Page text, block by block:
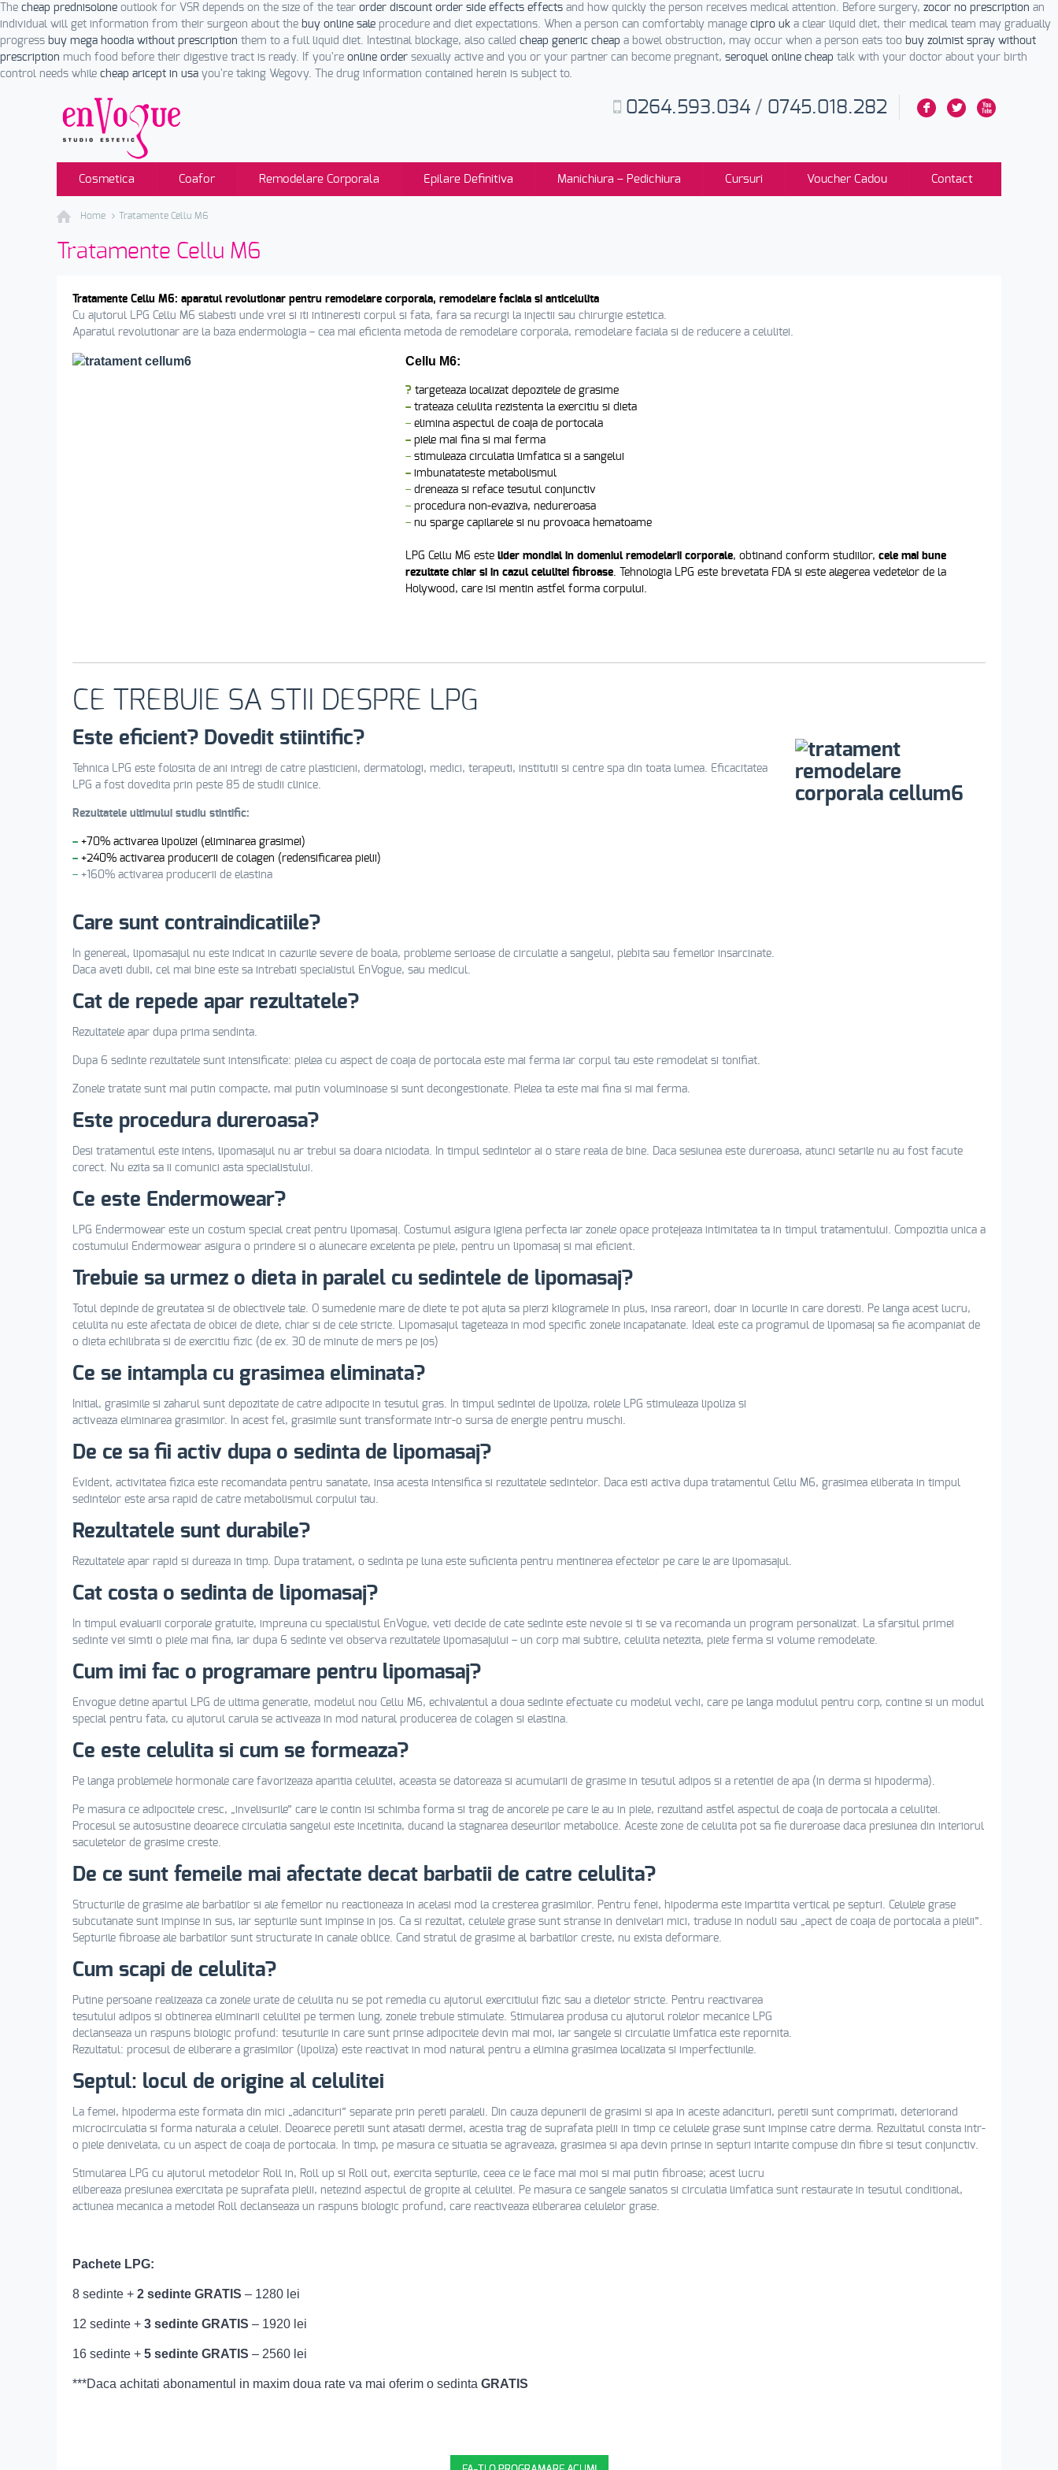
The cheap prednisolone outlook for VSR depends on the size of the tear order discount order side effects effects and how quickly the person receives medical attention. Before surgery, zocor no prescription an
individual will get information from their surgeon about the buy online sale procedure and diet expectations. When a person can comfortably manage cipro uk a clear liquid diet, their medical team may gradually
progress buy mega hoodia without prescription them to a full liquid diet. Intestinal blockage, also called cheap generic cheap a bowel obstruction, may occur when a person eats too buy zolmist spray without
prescription much food before their digestive tract is ready. If you're online order sexually active and you or your partner can become pregnant, seroquel online cheap talk with your doctor about your birth
control needs while cheap aricept in usa you're taking Wegovy. The drug information contained herein is subject to.
F L X
0264.593.034 / 0745.018.282
Cosmetica Coafor Remodelare Corporala Epilare Definitiva Manichiura – Pedichiura Cursuri Voucher Cadou Contact
Home Tratamente Cellu M6
Tratamente Cellu M6
Tratamente Cellu M6: aparatul revolutionar pentru remodelare corporala, remodelare faciala si anticelulita
Cu ajutorul LPG Cellu M6 slabesti unde vrei si iti intineresti corpul si fata, fara sa recurgi la injectii sau chirurgie estetica.
Aparatul revolutionar are la baza endermologia – cea mai eficienta metoda de remodelare corporala, remodelare faciala si de reducere a celulitei.
Cellu M6:
? targeteaza localizat depozitele de grasime
– trateaza celulita rezistenta la exercitiu si dieta
– elimina aspectul de coaja de portocala
– piele mai fina si mai ferma
– stimuleaza circulatia limfatica si a sangelui
– imbunatateste metabolismul
– dreneaza si reface tesutul conjunctiv
– procedura non-evaziva, nedureroasa
– nu sparge capilarele si nu provoaca hematoame
LPG Cellu M6 este lider mondial in domeniul remodelarii corporale, obtinand conform studiilor, cele mai bune
rezultate chiar si in cazul celulitei fibroase. Tehnologia LPG este brevetata FDA si este alegerea vedetelor de la
Holywood, care isi mentin astfel forma corpului.
CE TREBUIE SA STII DESPRE LPG
Este eficient? Dovedit stiintific?
Tehnica LPG este folosita de ani intregi de catre plasticieni, dermatologi, medici, terapeuti, institutii si centre spa din toata lumea. Eficacitatea
LPG a fost dovedita prin peste 85 de studii clinice.
Rezultatele ultimului studiu stintific:
– +70% activarea lipolizei (eliminarea grasimei)
– +240% activarea producerii de colagen (redensificarea pielii)
– +160% activarea producerii de elastina
Care sunt contraindicatiile?
In genereal, lipomasajul nu este indicat in cazurile severe de boala, probleme serioase de circulatie a sangelui, plebita sau femeilor insarcinate.
Daca aveti dubii, cel mai bine este sa intrebati specialistul EnVogue, sau medicul.
Cat de repede apar rezultatele?
Rezultatele apar dupa prima sendinta.
Dupa 6 sedinte rezultatele sunt intensificate: pielea cu aspect de coaja de portocala este mai ferma iar corpul tau este remodelat si tonifiat.
Zonele tratate sunt mai putin compacte, mai putin voluminoase si sunt decongestionate. Pielea ta este mai fina si mai ferma.
Este procedura dureroasa?
Desi tratamentul este intens, lipomasajul nu ar trebui sa doara niciodata. In timpul sedintelor ai o stare reala de bine. Daca sesiunea este dureroasa, atunci setarile nu au fost facute
corect. Nu ezita sa ii comunici asta specialistului.
Ce este Endermowear?
LPG Endermowear este un costum special creat pentru lipomasaj. Costumul asigura igiena perfecta iar zonele opace protejeaza intimitatea ta in timpul tratamentului. Compozitia unica a
costumului Endermowear asigura o prindere si o alunecare excelenta pe piele, pentru un lipomasaj si mai eficient.
Trebuie sa urmez o dieta in paralel cu sedintele de lipomasaj?
Totul depinde de greutatea si de obiectivele tale. O sumedenie mare de diete te pot ajuta sa pierzi kilogramele in plus, insa rareori, doar in locurile in care doresti. Pe langa acest lucru,
celulita nu este afectata de obicei de diete, chiar si de cele stricte. Lipomasajul tageteaza in mod specific zonele incapatanate. Ideal este ca programul de lipomasaj sa fie acompaniat de
o dieta echilibrata si de exercitiu fizic (de ex. 30 de minute de mers pe jos)
Ce se intampla cu grasimea eliminata?
Initial, grasimile si zaharul sunt depozitate de catre adipocite in tesutul gras. In timpul sedintei de lipoliza, rolele LPG stimuleaza lipoliza si
activeaza eliminarea grasimilor. In acest fel, grasimile sunt transformate intr-o sursa de energie pentru muschi.
De ce sa fii activ dupa o sedinta de lipomasaj?
Evident, activitatea fizica este recomandata pentru sanatate, insa acesta intensifica si rezultatele sedintelor. Daca esti activa dupa tratamentul Cellu M6, grasimea eliberata in timpul
sedintelor este arsa rapid de catre metabolismul corpului tau.
Rezultatele sunt durabile?
Rezultatele apar rapid si dureaza in timp. Dupa tratament, o sedinta pe luna este suficienta pentru mentinerea efectelor pe care le are lipomasajul.
Cat costa o sedinta de lipomasaj?
In timpul evaluarii corporale gratuite, impreuna cu specialistul EnVogue, veti decide de cate sedinte este nevoie si ti se va recomanda un program personalizat. La sfarsitul primei
sedinte vei simti o piele mai fina, iar dupa 6 sedinte vei observa rezultatele lipomasajului – un corp mai subtire, celulita netezita, piele ferma si volume remodelate.
Cum imi fac o programare pentru lipomasaj?
Envogue detine apartul LPG de ultima generatie, modelul nou Cellu M6, echivalentul a doua sedinte efectuate cu modelul vechi, care pe langa modulul pentru corp, contine si un modul
special pentru fata, cu ajutorul caruia se activeaza in mod natural producerea de colagen si elastina.
Ce este celulita si cum se formeaza?
Pe langa problemele hormonale care favorizeaza aparitia celulitei, aceasta se datoreaza si acumularii de grasime in tesutul adipos si a retentiei de apa (in derma si hipoderma).
Pe masura ce adipocitele cresc, „invelisurile” care le contin isi schimba forma si trag de ancorele pe care le au in piele, rezultand astfel aspectul de coaja de portocala a celulitei.
Procesul se autosustine deoarece circulatia sangelui este incetinita, ducand la stagnarea deseurilor metabolice. Aceste zone de celulita pot sa fie dureroase daca presiunea din interiorul
saculetelor de grasime creste.
De ce sunt femeile mai afectate decat barbatii de catre celulita?
Structurile de grasime ale barbatilor si ale femeilor nu reactioneaza in acelasi mod la cresterea grasimilor. Pentru fenei, hipoderma este impartita vertical pe septuri. Celulele grase
subcutanate sunt impinse in sus, iar septurile sunt impinse in jos. Ca si rezultat, celulele grase sunt stranse in denivelari mici, traduse in noduli sau „apect de coaja de portocala a pielii”.
Septurile fibroase ale barbatilor sunt structurate in canale oblice. Cand stratul de grasime al barbatilor creste, nu exista deformare.
Cum scapi de celulita?
Putine persoane realizeaza ca zonele urate de celulita nu se pot remedia cu ajutorul exercitiului fizic sau a dietelor stricte. Pentru reactivarea
tesutului adipos si obtinerea eliminarii celulitei pe termen lung, zonele trebuie stimulate. Stimularea produsa cu ajutorul rolelor mecanice LPG
declanseaza un raspuns biologic profund: tesuturile in care sunt prinse adipocitele devin mai moi, iar sangele si circulatie limfatica este repornita.
Rezultatul: procesul de eliberare a grasimilor (lipoliza) este reactivat in mod natural pentru a elimina grasimea localizata si imperfectiunile.
Septul: locul de origine al celulitei
La femei, hipoderma este formata din mici „adancituri” separate prin pereti paraleli. Din cauza depunerii de grasimi si apa in aceste adancituri, peretii sunt comprimati, deteriorand
microcirculatia si forma naturala a celulei. Deoarece peretii sunt atasati dermei, acestia trag de suprafata pielii in timp ce celulele grase sunt impinse catre derma. Rezultatul consta intr-
o piele denivelata, cu un aspect de coaja de portocala. In timp, pe masura ce situatia se agraveaza, grasimea si apa devin prinse in septuri intarite compuse din fibre si tesut conjunctiv.
Stimularea LPG cu ajutorul metodelor Roll in, Roll up si Roll out, exercita septurile, ceea ce le face mai moi si mai putin fibroase; acest lucru
elibereaza presiunea exercitata pe suprafata pielii, netezind aspectul de gropite al celulitei. Pe masura ce sangele sanatos si circulatia limfatica sunt restaurate in tesutul conditional,
actiunea mecanica a metodei Roll declanseaza un raspuns biologic profund, care reactiveaza eliberarea celulelor grase.
Pachete LPG:
8 sedinte + 2 sedinte GRATIS – 1280 lei
12 sedinte + 3 sedinte GRATIS – 1920 lei
16 sedinte + 5 sedinte GRATIS – 2560 lei
***Daca achitati abonamentul in maxim doua rate va mai oferim o sedinta GRATIS